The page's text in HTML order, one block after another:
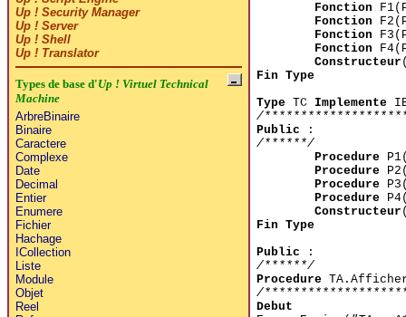
Up ! Security Manager
Up ! Server
Up ! Shell
Up ! Translator
Types de base d'Up ! Virtuel Technical
Machine
ArbreBinaire
Binaire
Caractere
Complexe
Date
Decimal
Entier
Enumere
Fichier
Hachage
ICollection
Liste
Module
Objet
Reel
Fonction
Fonction
Fonction
Fonction
Constructeur
Fin Type
TypeTC Implemente
/
Public :
/******/
Procedure
Procedure
Procedure
Procedure
Constructeur
Fin Type
Public :
/******/
Procedure
/
Debut